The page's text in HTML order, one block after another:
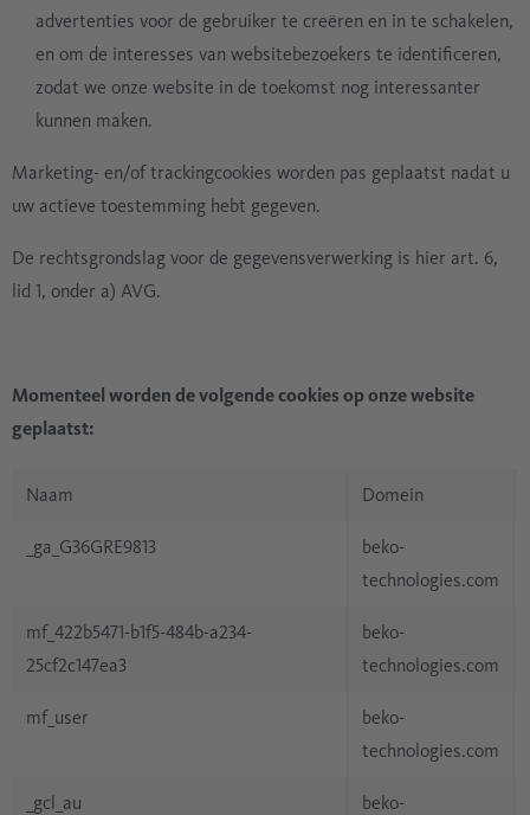
advertenties voor de gebruiker te creëren en in te schakelen,
en om de interesses van websitebezoekers te identificeren,
zodat we onze website in de toekomst nog interessanter
kunnen maken.
Marketing- en/of trackingcookies worden pas geplaatst nadat u
uw actieve toestemming hebt gegeven.
De rechtsgrondslag voor de gegevensverwerking is hier art. 6,
lid 1, onder a) AVG.
Momenteel worden de volgende cookies op onze website
geplaatst:
Naam Domein
_ga_G36GRE9813
beko-
technologies.com
mf_422b5471-b1f5-484b-a234-
25cf2c147ea3
beko-
technologies.com
mf_user
beko-
technologies.com
_gcl_au beko-